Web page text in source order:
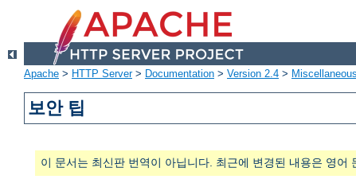
Apache > HTTP Server> Documentation > Version 2.4 >
보안 팁
이 문서는 최신판 번역이 아닙니다. 최근에 변경된 내용은 영어